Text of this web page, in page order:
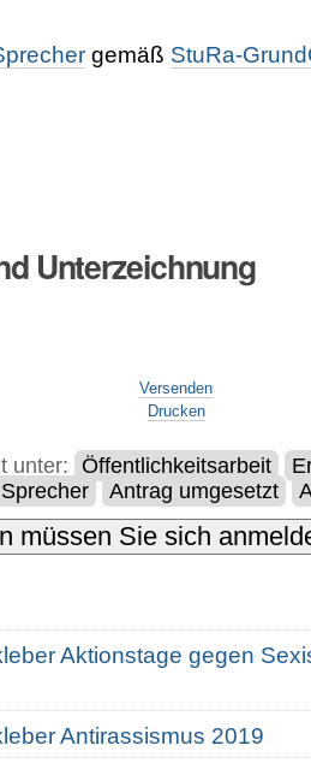
gemäß StuRa-
Unterzeichnung
Versenden
Drucken
unter: Öffentlichkeitsarbeit
Antrag umgesetzt
Aktionstage gegen
Antirassismus 2019